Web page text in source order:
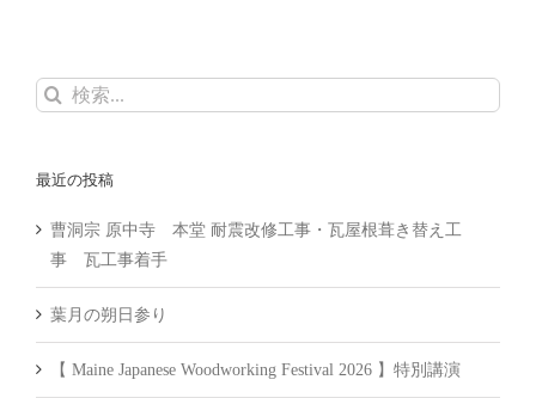
検
最近の投稿
曹洞宗 原中寺 本堂 耐震改修工事・瓦屋根葺き替え工
事 瓦工事着手
葉月の朔日参り
【 Maine Japanese Woodworking Festival 2026 】特別講演